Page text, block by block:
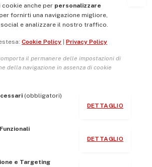
Culturale
gli autori
anche per personalizzare
fornirti una navigazione migliore,
e analizzare il nostro traffico.
Cookie Policy Privacy Policy
il permanere delle impostazioni di
della navigazione in assenza di cookie
(obbligatori)
DETTAGLIO
DETTAGLIO
e Targeting